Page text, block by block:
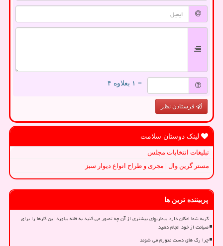
= ۱ بعلاوه ۴
فرستادن نظر
لینک دوستان سلامت
تبلیغات انتخابات مجلس
مستر گرین وال | مجری و طراح انواع دیوار سبز
پربیننده ترین ها
گربه شما امکان دارد بیماریهای بیشتری از آن چه تصور می کنید به خانه بیاورد این کارها را برای
صیانت از خود انجام دهید
چرا رگ های دست متورم می شوند